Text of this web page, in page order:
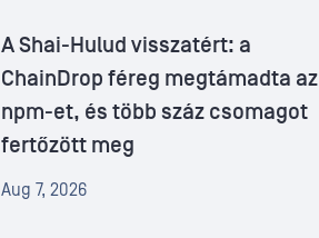
A Shai-Hulud visszatért: a
ChainDrop féreg megtámadta az
npm-et, és több száz csomagot
fertőzött meg
Aug 7, 2026